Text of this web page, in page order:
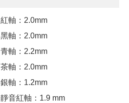
紅軸：2.0mm
黑軸：2.0mm
青軸：2.2mm
茶軸：2.0mm
銀軸：1.2mm
靜音紅軸：1.9 mm